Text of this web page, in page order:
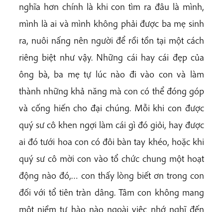
nghĩa hơn chính là khi con tìm ra đâu là mình,
mình là ai và mình không phải được ba mẹ sinh
ra, nuôi nấng nên người để rồi tồn tại một cách
riêng biệt như vậy. Những cái hay cái đẹp của
ông bà, ba mẹ tự lúc nào đi vào con và làm
thành những khả năng mà con có thể đóng góp
và cống hiến cho đại chúng. Mỗi khi con được
quý sư cô khen ngợi làm cái gì đó giỏi, hay được
ai đó tưới hoa con có đôi bàn tay khéo, hoặc khi
quý sư cô mời con vào tổ chức chung một hoạt
động nào đó,… con thấy lòng biết ơn trong con
đối với tổ tiên tràn dâng. Tâm con không mang
một niềm tự hào nào ngoài việc nhớ nghĩ đến